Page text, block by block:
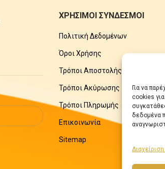
Για να
cookies
δεδομένα
ΧΡΗΣΙΜΟΙ ΣΥΝΔΕΣΜΟΙ
Πολιτική Δεδομένων
Όροι Χρήσης
Τρόποι Αποστολής
Τρόποι Ακύρωσης
Τρόποι Πληρωμής
Επικοινωνία
Sitemap